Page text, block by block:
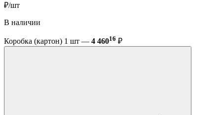
₽/шт
В наличии
Коробка (картон) 1 шт — 4 46016 ₽